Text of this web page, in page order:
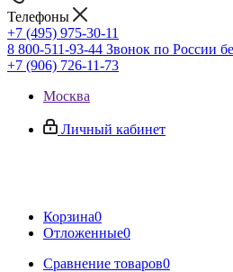
Телефоны
+7 (495) 975-30-11
8 800-511-93-44 Звонок по России
+7 (906) 726-11-73
Москва
Личный кабинет
Корзина0
Отложенные0
Сравнение товаров0